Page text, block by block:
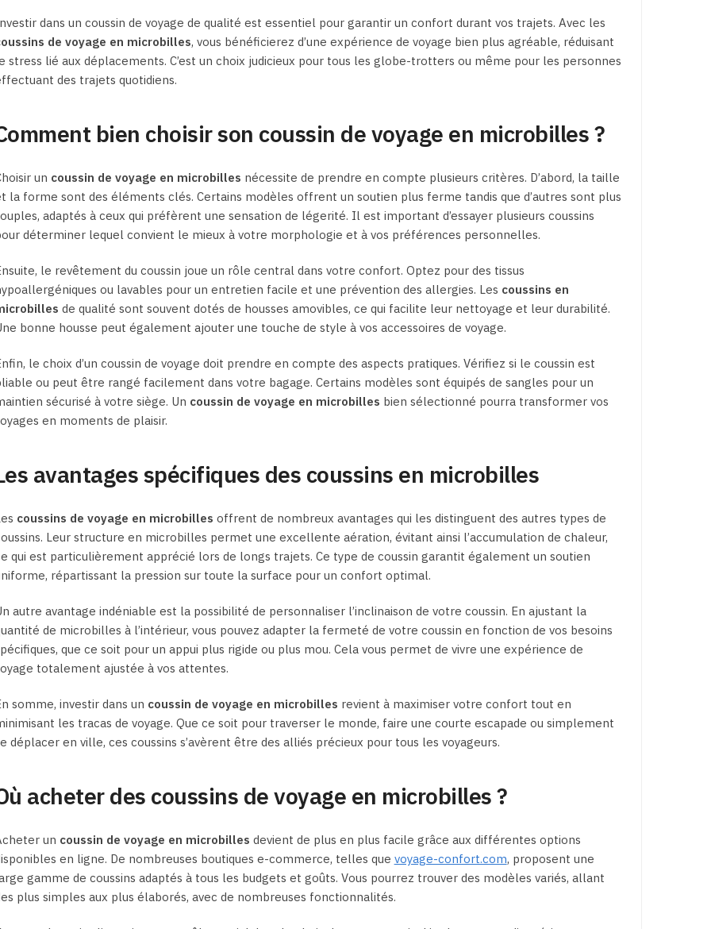
dans un coussin de voyage de qualité est essentiel pour garantir un confort durant vos trajets. Avec les
de voyage en microbilles, vous bénéficierez d’une expérience de voyage bien plus agréable, réduisant
stress lié aux déplacements. C’est un choix judicieux pour tous les globe-trotters ou même pour les personnes
des trajets quotidiens.
bien choisir son coussin de voyage en microbilles ?
un coussin de voyage en microbilles nécessite de prendre en compte plusieurs critères. D’abord, la taille
la forme sont des éléments clés. Certains modèles offrent un soutien plus ferme tandis que d’autres sont plus
adaptés à ceux qui préfèrent une sensation de légerité. Il est important d’essayer plusieurs coussins
déterminer lequel convient le mieux à votre morphologie et à vos préférences personnelles.
le revêtement du coussin joue un rôle central dans votre confort. Optez pour des tissus
ou lavables pour un entretien facile et une prévention des allergies. Les coussins en
de qualité sont souvent dotés de housses amovibles, ce qui facilite leur nettoyage et leur durabilité.
bonne housse peut également ajouter une touche de style à vos accessoires de voyage.
le choix d’un coussin de voyage doit prendre en compte des aspects pratiques. Vérifiez si le coussin est
ou peut être rangé facilement dans votre bagage. Certains modèles sont équipés de sangles pour un
sécurisé à votre siège. Un coussin de voyage en microbilles bien sélectionné pourra transformer vos
en moments de plaisir.
avantages spécifiques des coussins en microbilles
coussins de voyage en microbilles offrent de nombreux avantages qui les distinguent des autres types de
Leur structure en microbilles permet une excellente aération, évitant ainsi l’accumulation de chaleur,
qui est particulièrement apprécié lors de longs trajets. Ce type de coussin garantit également un soutien
répartissant la pression sur toute la surface pour un confort optimal.
autre avantage indéniable est la possibilité de personnaliser l’inclinaison de votre coussin. En ajustant la
de microbilles à l’intérieur, vous pouvez adapter la fermeté de votre coussin en fonction de vos besoins
que ce soit pour un appui plus rigide ou plus mou. Cela vous permet de vivre une expérience de
totalement ajustée à vos attentes.
somme, investir dans un coussin de voyage en microbilles revient à maximiser votre confort tout en
les tracas de voyage. Que ce soit pour traverser le monde, faire une courte escapade ou simplement
déplacer en ville, ces coussins s’avèrent être des alliés précieux pour tous les voyageurs.
acheter des coussins de voyage en microbilles ?
un coussin de voyage en microbilles devient de plus en plus facile grâce aux différentes options
en ligne. De nombreuses boutiques e-commerce, telles que voyage-confort.com, proposent une
gamme de coussins adaptés à tous les budgets et goûts. Vous pourrez trouver des modèles variés, allant
plus simples aux plus élaborés, avec de nombreuses fonctionnalités.